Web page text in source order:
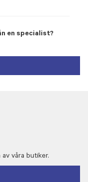
en specialist?
våra butiker.